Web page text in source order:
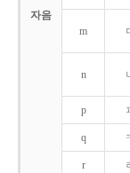
자음
m
n
p
q
r